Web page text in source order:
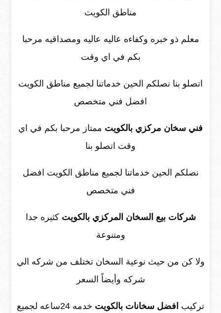
مناطق الكويت
معلم ذو خبره وكفاءه عاليه عاليه ومصداقيه مرحبا
بكم في اي وقت
اتصلو بنا نصلكم الحين خدماتنا لجميع مناطق الكويت
افضل فني متخصص
فني سخان مركزي بالكويت ممتاز مرحبا بكم في اي
وقت اتصلو بنا
نصلكم الحين خدماتنا لجميع مناطق الكويت افضل
فني متخصص
شركات بيع السخان المركزي بالكويت كثيره جدا
ومتنوعة
ولا كن من حيث نوعية السخان تختلف من شركه الي
شركه وأيضاً السعر
تركيب افضل سخانات بالكويت خدمه 24ساعه لجميع